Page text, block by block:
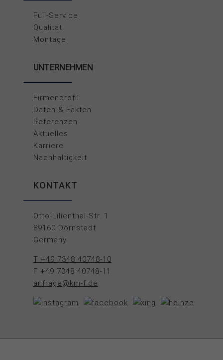
Full-Service
Qualität
Montage
UNTERNEHMEN
Firmenprofil
Daten & Fakten
Referenzen
Aktuelles
Karriere
Nachhaltigkeit
KONTAKT
Otto-Lilienthal-Str. 1
89160 Dornstadt
Germany
T +49 7348 40748-10
F +49 7348 40748-11
anfrage@km-f.de